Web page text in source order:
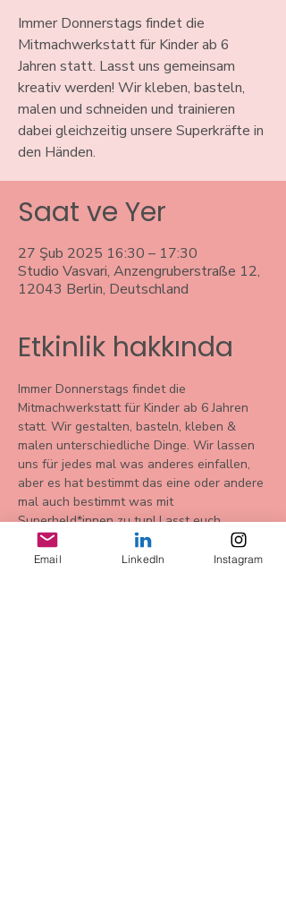
Immer Donnerstags findet die
Mitmachwerkstatt für Kinder ab 6
Jahren statt. Lasst uns gemeinsam
kreativ werden! Wir kleben, basteln,
malen und schneiden und trainieren
dabei gleichzeitig unsere Superkräfte in
den Händen.
Saat ve Yer
27 Şub 2025 16:30 – 17:30
Studio Vasvari, Anzengruberstraße 12,
12043 Berlin, Deutschland
Etkinlik hakkında
Immer Donnerstags findet die
Mitmachwerkstatt für Kinder ab 6 Jahren
statt. Wir gestalten, basteln, kleben &
malen unterschiedliche Dinge. Wir lassen
uns für jedes mal was anderes einfallen,
aber es hat bestimmt das eine oder andere
mal auch bestimmt was mit
Superheld*innen zu tun! Lasst euch
überraschen.
Email LinkedIn Instagram